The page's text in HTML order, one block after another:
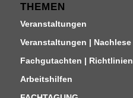
THEMEN
Veranstaltungen
Veranstaltungen | Nachlese
Fachgutachten | Richtlinien
Arbeitshilfen